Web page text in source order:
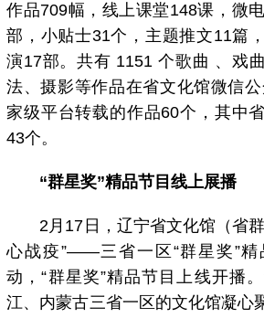
作品709幅，线上课堂148课，微
部，小贴士31个，主题推文11篇
演17部。共有 1151 个歌曲 、戏
法、摄影等作品在省文化馆微信
家级平台转载的作品60个，其中
43个。
“群星奖”精品节目线上展播
2月17日，辽宁省文化馆（省群
心战疫”——三省一区“群星奖”精
动，“群星奖”精品节目上线开播
江、内蒙古三省一区的文化馆凝心